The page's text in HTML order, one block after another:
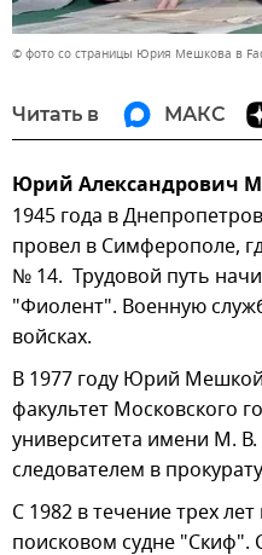
© фото со страницы Юрия Мешкова в
Читать в МАКС
Юрий Александрович
1945 года в
провел в Симферополе,
№ 14. Трудовой путь
"Фиолент". Военную
войсках.
В 1977 году Юрий
факультет Московского
университета имени М.
следователем в
С 1982 в течение трех
поисковом судне "Скиф".